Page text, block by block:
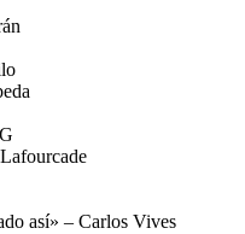
así» – Carlos Vives